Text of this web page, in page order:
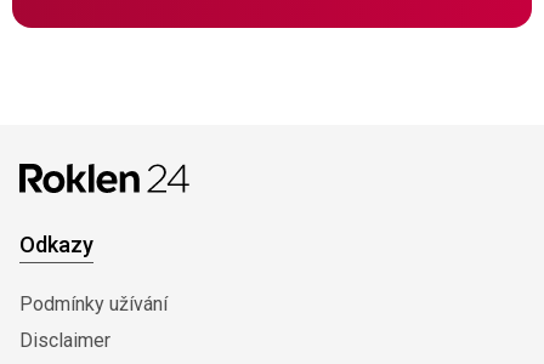
Odkazy
Podmínky užívání
Disclaimer